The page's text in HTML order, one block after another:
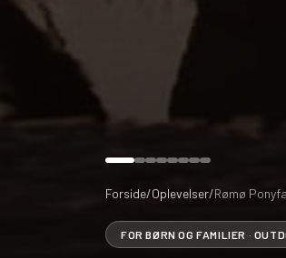
Forside/Oplevelser/Rømø
FOR BØRN OG FAMILIER ·